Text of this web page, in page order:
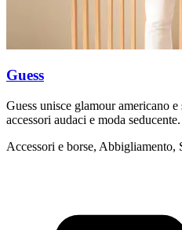
Guess
Guess unisce glamour americano
accessori audaci e moda seducente.
Accessori e borse, Abbigliamento,